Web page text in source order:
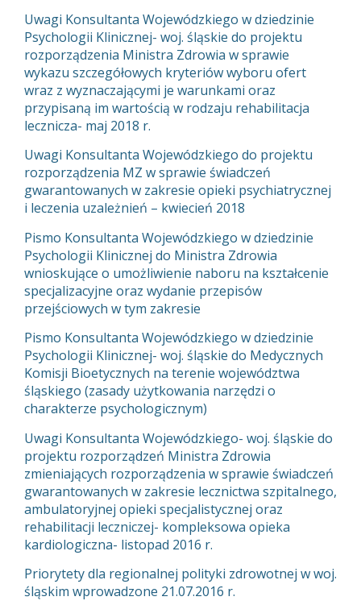
Uwagi Konsultanta Wojewódzkiego w dziedzinie
Psychologii Klinicznej- woj. śląskie do projektu
rozporządzenia Ministra Zdrowia w sprawie
wykazu szczegółowych kryteriów wyboru ofert
wraz z wyznaczającymi je warunkami oraz
przypisaną im wartością w rodzaju rehabilitacja
lecznicza- maj 2018 r.
Uwagi Konsultanta Wojewódzkiego do projektu
rozporządzenia MZ w sprawie świadczeń
gwarantowanych w zakresie opieki psychiatrycznej
i leczenia uzależnień – kwiecień 2018
Pismo Konsultanta Wojewódzkiego w dziedzinie
Psychologii Klinicznej do Ministra Zdrowia
wnioskujące o umożliwienie naboru na kształcenie
specjalizacyjne oraz wydanie przepisów
przejściowych w tym zakresie
Pismo Konsultanta Wojewódzkiego w dziedzinie
Psychologii Klinicznej- woj. śląskie do Medycznych
Komisji Bioetycznych na terenie województwa
śląskiego (zasady użytkowania narzędzi o
charakterze psychologicznym)
Uwagi Konsultanta Wojewódzkiego- woj. śląskie do
projektu rozporządzeń Ministra Zdrowia
zmieniających rozporządzenia w sprawie świadczeń
gwarantowanych w zakresie lecznictwa szpitalnego,
ambulatoryjnej opieki specjalistycznej oraz
rehabilitacji leczniczej- kompleksowa opieka
kardiologiczna- listopad 2016 r.
Priorytety dla regionalnej polityki zdrowotnej w woj.
śląskim wprowadzone 21.07.2016 r.